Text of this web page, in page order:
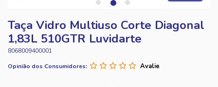
Taça Vidro Multiuso Corte Diagonal
1,83L 510GTR Luvidarte
8068009400001
Opinião dos Consumidores: